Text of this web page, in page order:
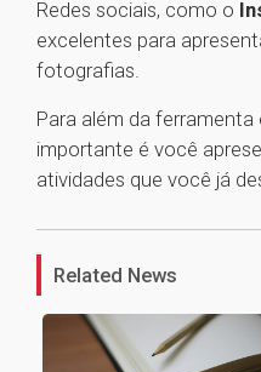
Redes sociais, como o
excelentes para
fotografias.
Para além da ferramenta
importante é você
atividades que você já
Related News